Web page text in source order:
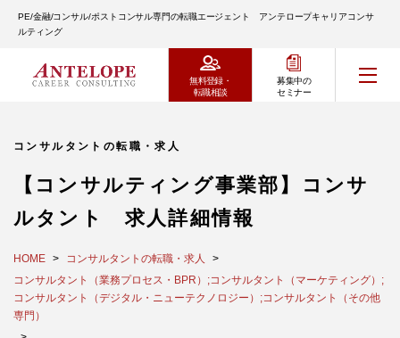
PE/金融/コンサル/ポストコンサル専門の転職エージェント アンテロープキャリアコンサ
ルティング
無料登録・
転職相談
募集中の
セミナー
コンサルタントの転職・求人
【コンサルティング事業部】コンサ
ルタント 求人詳細情報
HOME
コンサルタントの転職・求人
コンサルタント（業務プロセス・BPR）;コンサルタント（マーケティング）;
コンサルタント（デジタル・ニューテクノロジー）;コンサルタント（その他
専門）